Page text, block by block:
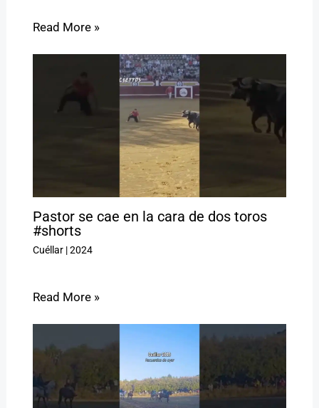
Read More »
Pastor se cae en la cara de dos toros
#shorts
Cuéllar|2024
Read More »